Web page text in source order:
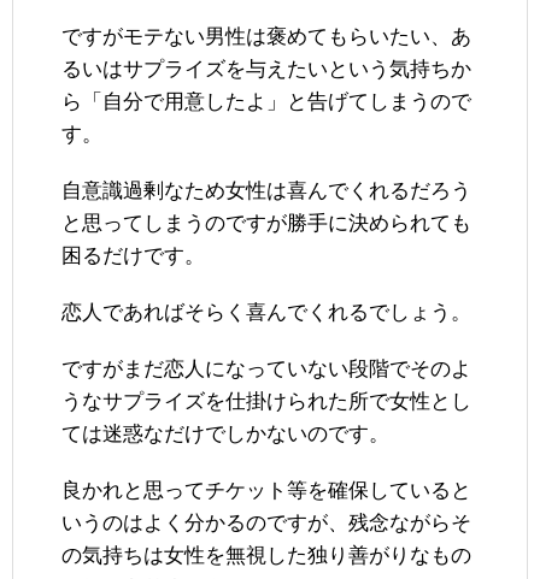
ですがモテない男性は褒めてもらいたい、あ
るいはサプライズを与えたいという気持ちか
ら「自分で用意したよ」と告げてしまうので
す。
自意識過剰なため女性は喜んでくれるだろう
と思ってしまうのですが勝手に決められても
困るだけです。
恋人であればそらく喜んでくれるでしょう。
ですがまだ恋人になっていない段階でそのよ
うなサプライズを仕掛けられた所で女性とし
ては迷惑なだけでしかないのです。
良かれと思ってチケット等を確保していると
いうのはよく分かるのですが、残念ながらそ
の気持ちは女性を無視した独り善がりなもの